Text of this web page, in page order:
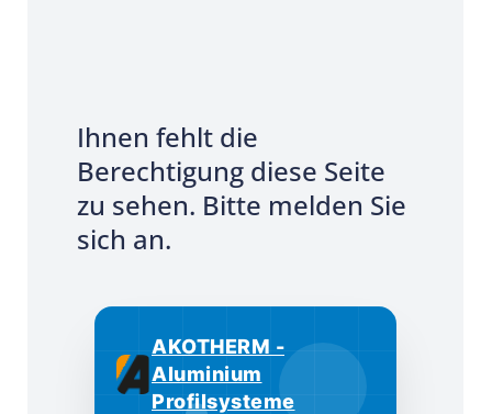
Ihnen fehlt die
Berechtigung diese Seite
zu sehen. Bitte melden Sie
sich an.
AKOTHERM -
Aluminium
Profilsysteme